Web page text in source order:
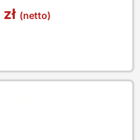
zł (netto)